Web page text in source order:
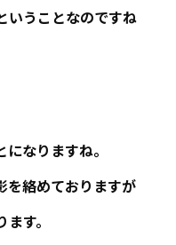
いうことなのですね
なりますね。
を絡めておりますが
す。